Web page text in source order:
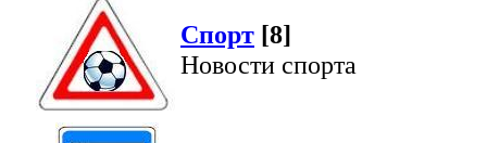
Спорт [8]
Новости спорта